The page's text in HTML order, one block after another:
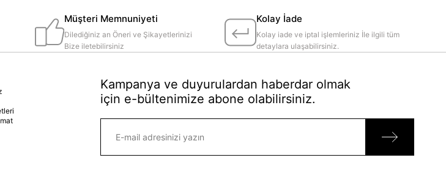
Müşteri Memnuniyeti
Dilediğiniz an Öneri ve Şikayetlerinizi
Bize iletebilirsiniz
Kolay İade
Kolay iade ve iptal işlemleriniz İle ilgili tüm
detaylara ulaşabilirsiniz.
Kampanya ve duyurulardan haberdar olmak
için e-bültenimize abone olabilirsiniz.